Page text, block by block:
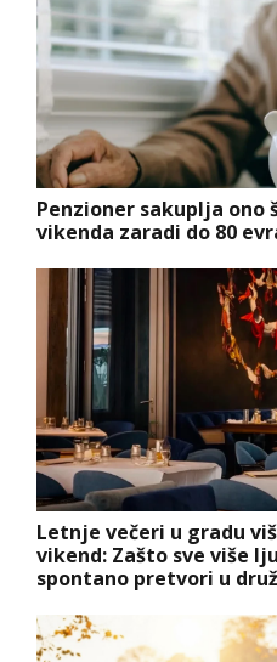
Penzioner sakuplja ono
vikenda zaradi do 80
Letnje večeri u gradu
vikend: Zašto sve više
spontano pretvori u